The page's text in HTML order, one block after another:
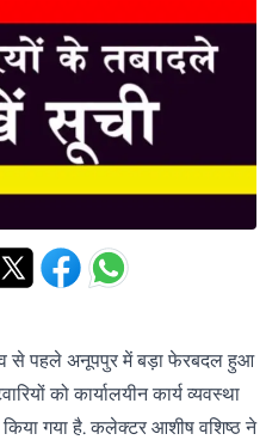
से पहले अनूपपुर में बड़ा फेरबदल हुआ
को कार्यालयीन कार्य व्यवस्था
गया है. कलेक्टर आशीष वशिष्ठ ने